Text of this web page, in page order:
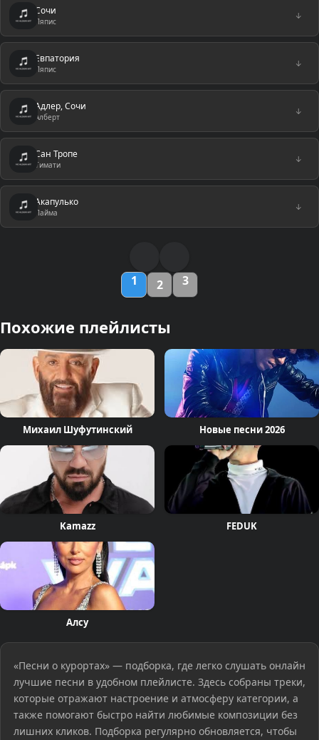
Сочи
Ляпис
↓
Евпатория
Ляпис
↓
Адлер, Сочи
Алберт
↓
Сан Тропе
Тимати
↓
Акапулько
Лайма
↓
1 2 3
Похожие плейлисты
Михаил Шуфутинский Новые песни 2026
Kamazz FEDUK
Алсу
«Песни о курортах» — подборка, где легко слушать онлайн
лучшие песни в удобном плейлисте. Здесь собраны треки,
которые отражают настроение и атмосферу категории, а
также помогают быстро найти любимые композиции без
лишних кликов. Подборка регулярно обновляется, чтобы